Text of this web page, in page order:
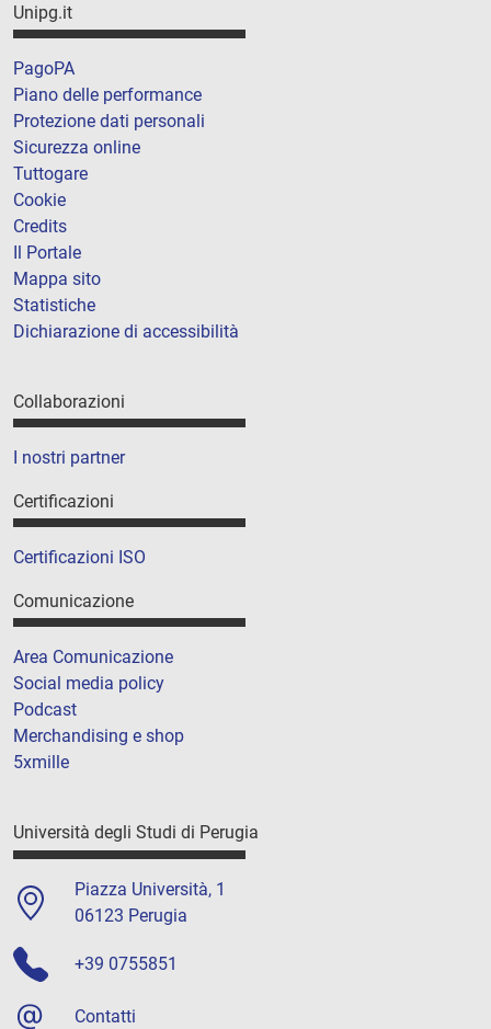
Unipg.it
PagoPA
Piano delle performance
Protezione dati personali
Sicurezza online
Tuttogare
Cookie
Credits
Il Portale
Mappa sito
Statistiche
Dichiarazione di accessibilità
Collaborazioni
I nostri partner
Certificazioni
Certificazioni ISO
Comunicazione
Area Comunicazione
Social media policy
Podcast
Merchandising e shop
5xmille
Università degli Studi di Perugia
Piazza Università, 1
06123 Perugia
+39 0755851
Contatti